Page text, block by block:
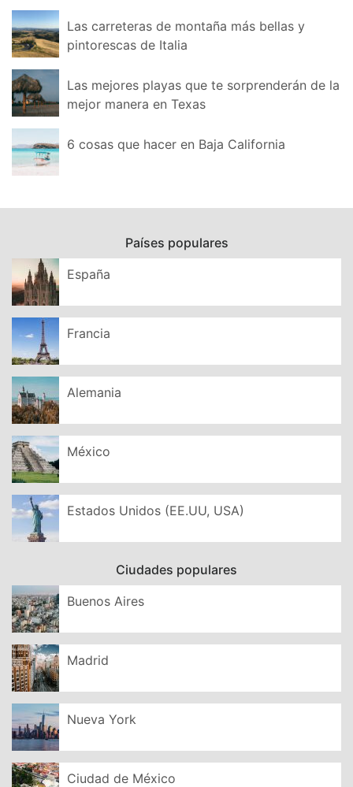
Las carreteras de montaña más bellas y
pintorescas de Italia
Las mejores playas que te sorprenderán de la
mejor manera en Texas
6 cosas que hacer en Baja California
Países populares
España
Francia
Alemania
México
Estados Unidos (EE.UU, USA)
Ciudades populares
Buenos Aires
Madrid
Nueva York
Ciudad de México